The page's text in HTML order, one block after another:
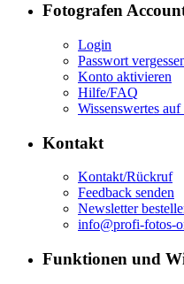
Fotografen
Login
Passwort
Konto aktivieren
Hilfe/FAQ
Wissenswertes
Kontakt
Kontakt/Rückruf
Feedback senden
Newsletter
info@profi-fotos-
Funktionen und